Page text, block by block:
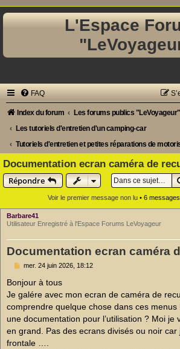
L'Espace
FAQ
Index du forum
Les forums publics "LeVoyageur"
Les tutoriels d'entretien d'un camping-car
Tutoriels d'entretien et petites réparations de
Documentation ecran caméra de
Répondre
Voir le premier message non lu• 6 messages
Barbare41
Utilisateur Enregistré à l'Espace Forums LeVoyageur
Documentation ecran caméra
M
s
s
a
g
e
n
n
l
mer. 24 juin 2026, 18:12
Bonjour à tous
Je galére avec mon ecran de caméra de
comprendre quelque chose dans ces menus
une documentation pour l’utilisation ? Moi je
en grand. Pas des ecrans divisés ou noir car
frontale ….